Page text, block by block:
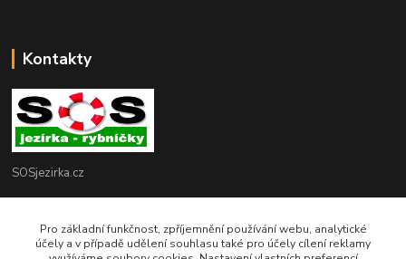
Kontakty
SOSjezirka.cz
608503141
Pro základní funkčnost, zpříjemnění používání webu, analytické
účely a v případě udělení souhlasu také pro účely cílení reklamy